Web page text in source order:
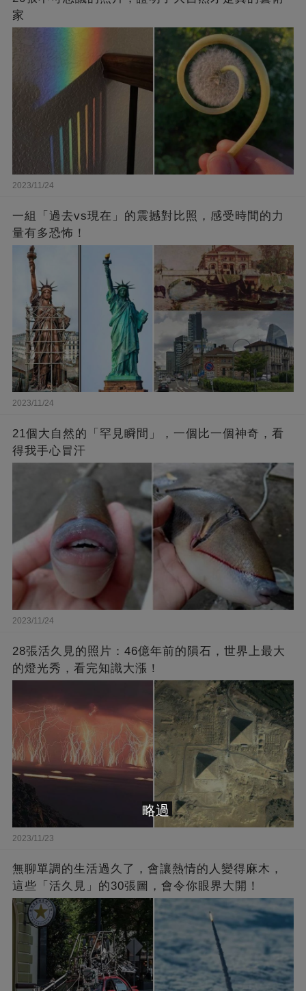
家
2023/11/24
一組「過去vs現在」的震撼對比照，感受時間的力
量有多恐怖！
2023/11/24
21個大自然的「罕見瞬間」，一個比一個神奇，看
得我手心冒汗
2023/11/24
28張活久見的照片：46億年前的隕石，世界上最大
的燈光秀，看完知識大漲！
2023/11/23
無聊單調的生活過久了，會讓熱情的人變得麻木，
這些「活久見」的30張圖，會令你眼界大開！
略過